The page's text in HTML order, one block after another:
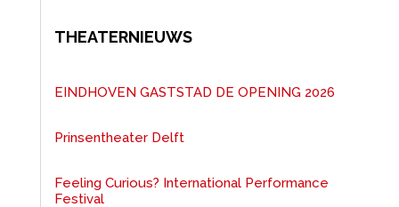
THEATERNIEUWS
EINDHOVEN GASTSTAD DE OPENING 2026
Prinsentheater Delft
Feeling Curious? International Performance
Festival